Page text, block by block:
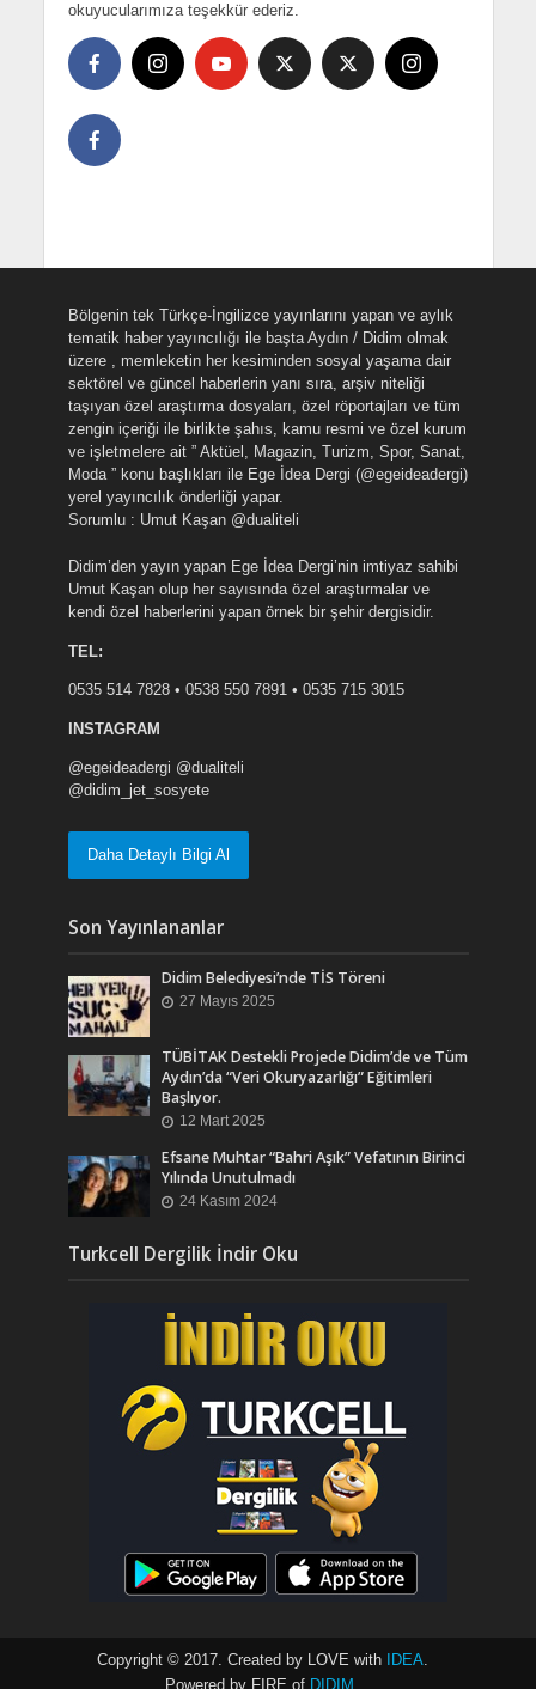
okuyucularımıza teşekkür ederiz.
Bölgenin tek Türkçe-İngilizce yayınlarını yapan ve aylık
tematik haber yayıncılığı ile başta Aydın / Didim olmak
üzere , memleketin her kesiminden sosyal yaşama dair
sektörel ve güncel haberlerin yanı sıra, arşiv niteliği
taşıyan özel araştırma dosyaları, özel röportajları ve tüm
zengin içeriği ile birlikte şahıs, kamu resmi ve özel kurum
ve işletmelere ait ” Aktüel, Magazin, Turizm, Spor, Sanat,
Moda ” konu başlıkları ile Ege İdea Dergi (@egeideadergi)
yerel yayıncılık önderliği yapar.
Sorumlu : Umut Kaşan @dualiteli
Didim’den yayın yapan Ege İdea Dergi’nin imtiyaz sahibi
Umut Kaşan olup her sayısında özel araştırmalar ve
kendi özel haberlerini yapan örnek bir şehir dergisidir.
TEL:
0535 514 7828 • 0538 550 7891 • 0535 715 3015
INSTAGRAM
@egeideadergi @dualiteli
@didim_jet_sosyete
Daha Detaylı Bilgi Al
Son Yayınlananlar
Didim Belediyesi’nde TİS Töreni
27 Mayıs 2025
TÜBİTAK Destekli Projede Didim’de ve Tüm
Aydın’da “Veri Okuryazarlığı” Eğitimleri
Başlıyor.
12 Mart 2025
Efsane Muhtar “Bahri Aşık” Vefatının Birinci
Yılında Unutulmadı
24 Kasım 2024
Turkcell Dergilik İndir Oku
Copyright © 2017. Created by LOVE with IDEA
Powered by FIRE of DIDIM